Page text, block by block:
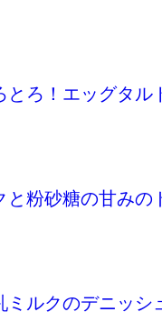
ろ！エッグタル
と粉砂糖の甘みの
ミルクのデニッシ